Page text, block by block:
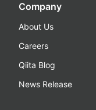
Company
About Us
Careers
Qiita Blog
News Release